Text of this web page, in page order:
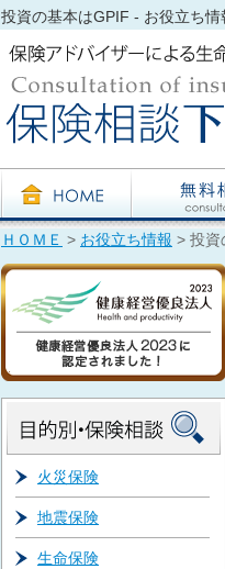
投資の基本はGPIF - お役立ち
ＨＯＭＥ > お役立ち情報 > 投資
火災保険
地震保険
生命保険